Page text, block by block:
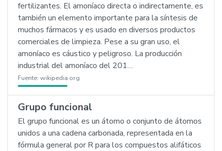
fertilizantes. El amoníaco directa o indirectamente, es
también un elemento importante para la síntesis de
muchos fármacos y es usado en diversos productos
comerciales de limpieza. Pese a su gran uso, el
amoníaco es cáustico y peligroso. La producción
industrial del amoníaco del 201…
Fuente: wikipedia.org
Grupo funcional
El grupo funcional es un átomo o conjunto de átomos
unidos a una cadena carbonada, representada en la
fórmula general por R para los compuestos alifáticos